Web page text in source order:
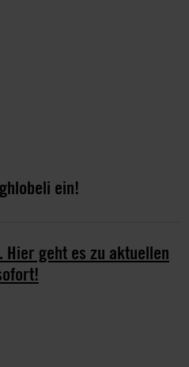
ein!
Hier geht es zu aktuellen